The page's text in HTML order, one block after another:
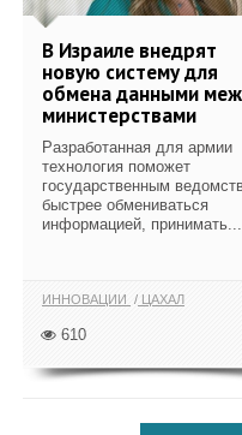
В Израиле внедрят
новую систему для
обмена данными
министерствами
Разработанная для армии
технология поможет
государственным
быстрее обмениваться
информацией, принимать...
ИННОВАЦИИ ЦАХАЛ
610